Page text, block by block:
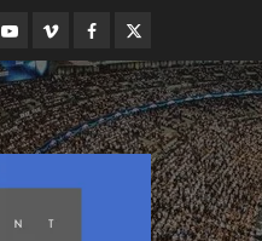
YoutubeVimeoFacebook
Twitter